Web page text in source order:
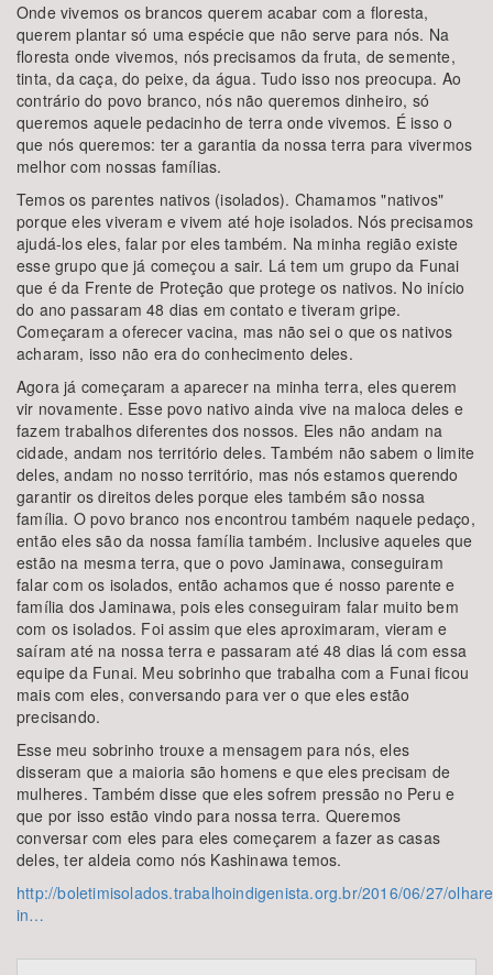
Onde vivemos os brancos querem acabar com a floresta,
querem plantar só uma espécie que não serve para nós. Na
floresta onde vivemos, nós precisamos da fruta, de semente,
tinta, da caça, do peixe, da água. Tudo isso nos preocupa. Ao
contrário do povo branco, nós não queremos dinheiro, só
queremos aquele pedacinho de terra onde vivemos. É isso o
que nós queremos: ter a garantia da nossa terra para vivermos
melhor com nossas famílias.
Temos os parentes nativos (isolados). Chamamos "nativos"
porque eles viveram e vivem até hoje isolados. Nós precisamos
ajudá-los eles, falar por eles também. Na minha região existe
esse grupo que já começou a sair. Lá tem um grupo da Funai
que é da Frente de Proteção que protege os nativos. No início
do ano passaram 48 dias em contato e tiveram gripe.
Começaram a oferecer vacina, mas não sei o que os nativos
acharam, isso não era do conhecimento deles.
Agora já começaram a aparecer na minha terra, eles querem
vir novamente. Esse povo nativo ainda vive na maloca deles e
fazem trabalhos diferentes dos nossos. Eles não andam na
cidade, andam nos território deles. Também não sabem o limite
deles, andam no nosso território, mas nós estamos querendo
garantir os direitos deles porque eles também são nossa
família. O povo branco nos encontrou também naquele pedaço,
então eles são da nossa família também. Inclusive aqueles que
estão na mesma terra, que o povo Jaminawa, conseguiram
falar com os isolados, então achamos que é nosso parente e
família dos Jaminawa, pois eles conseguiram falar muito bem
com os isolados. Foi assim que eles aproximaram, vieram e
saíram até na nossa terra e passaram até 48 dias lá com essa
equipe da Funai. Meu sobrinho que trabalha com a Funai ficou
mais com eles, conversando para ver o que eles estão
precisando.
Esse meu sobrinho trouxe a mensagem para nós, eles
disseram que a maioria são homens e que eles precisam de
mulheres. Também disse que eles sofrem pressão no Peru e
que por isso estão vindo para nossa terra. Queremos
conversar com eles para eles começarem a fazer as casas
deles, ter aldeia como nós Kashinawa temos.
http://boletimisolados.trabalhoindigenista.org.br/2016/06/27/
in…